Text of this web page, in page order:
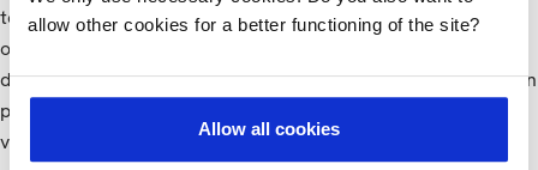
allow other cookies for a better functioning of the site?
Allow all cookies
toegankelijk is. Dat partnerschappen tussen personen en
organisaties inclusief en duurzaam zijn. En dat organisaties
die belangrijk zijn voor (sectorale) inclusieve ontwikkeling van
partnerlanden worden versterkt door instroom van
verbeterde arbeidskrachten.